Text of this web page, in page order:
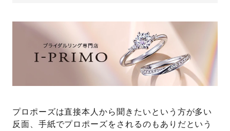
プロポーズは直接本人から聞きたいという方が多い
反面、手紙でプロポーズをされるのもありだという